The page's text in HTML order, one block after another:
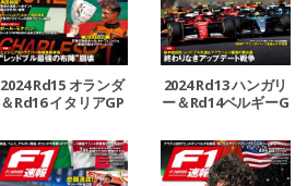
2024 Rd15 オランダ
＆Rd16 イタリアGP
2024 Rd13 ハンガリ
ー＆Rd14ベルギーG